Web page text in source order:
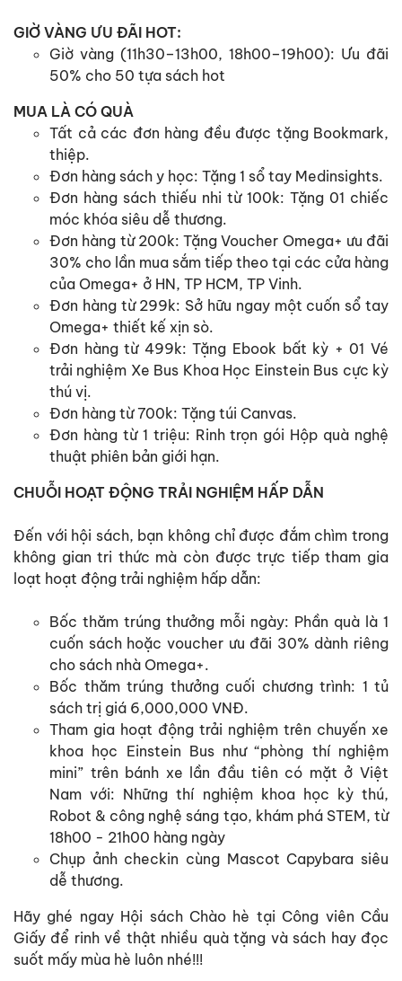
GIỜ VÀNG ƯU ĐÃI HOT:
Giờ vàng (11h30–13h00, 18h00–19h00): Ưu đãi
50% cho 50 tựa sách hot
MUA LÀ CÓ QUÀ
Tất cả các đơn hàng đều được tặng Bookmark,
thiệp.
Đơn hàng sách y học: Tặng 1 sổ tay Medinsights.
Đơn hàng sách thiếu nhi từ 100k: Tặng 01 chiếc
móc khóa siêu dễ thương.
Đơn hàng từ 200k: Tặng Voucher Omega+ ưu đãi
30% cho lần mua sắm tiếp theo tại các cửa hàng
của Omega+ ở HN, TP HCM, TP Vinh.
Đơn hàng từ 299k: Sở hữu ngay một cuốn sổ tay
Omega+ thiết kế xịn sò.
Đơn hàng từ 499k: Tặng Ebook bất kỳ + 01 Vé
trải nghiệm Xe Bus Khoa Học Einstein Bus cực kỳ
thú vị.
Đơn hàng từ 700k: Tặng túi Canvas.
Đơn hàng từ 1 triệu: Rinh trọn gói Hộp quà nghệ
thuật phiên bản giới hạn.
CHUỖI HOẠT ĐỘNG TRẢI NGHIỆM HẤP DẪN
Đến với hội sách, bạn không chỉ được đắm chìm trong
không gian tri thức mà còn được trực tiếp tham gia
loạt hoạt động trải nghiệm hấp dẫn:
Bốc thăm trúng thưởng mỗi ngày: Phần quà là 1
cuốn sách hoặc voucher ưu đãi 30% dành riêng
cho sách nhà Omega+.
Bốc thăm trúng thưởng cuối chương trình: 1 tủ
sách trị giá 6,000,000 VNĐ.
Tham gia hoạt động trải nghiệm trên chuyến xe
khoa học Einstein Bus như “phòng thí nghiệm
mini” trên bánh xe lần đầu tiên có mặt ở Việt
Nam với: Những thí nghiệm khoa học kỳ thú,
Robot & công nghệ sáng tạo, khám phá STEM, từ
18h00 - 21h00 hàng ngày
Chụp ảnh checkin cùng Mascot Capybara siêu
dễ thương.
Hãy ghé ngay Hội sách Chào hè tại Công viên Cầu
Giấy để rinh về thật nhiều quà tặng và sách hay đọc
suốt mấy mùa hè luôn nhé!!!